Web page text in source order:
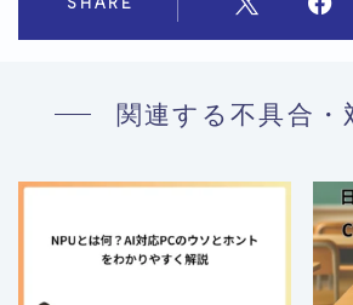
関連する不具合・